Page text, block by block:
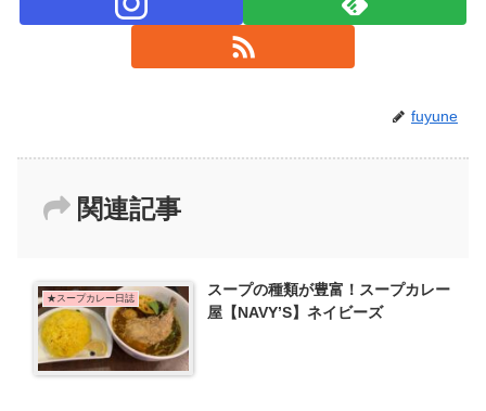
fuyune
関連記事
★スープカレー日誌
スープの種類が豊富！スープカレー
屋【NAVY’S】ネイビーズ